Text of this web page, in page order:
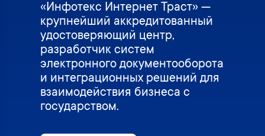
«Инфотекс Интернет Траст» —
крупнейший аккредитованный
удостоверяющий центр,
разработчик систем
электронного документооборота
и интеграционных решений для
взаимодействия бизнеса с
государством.